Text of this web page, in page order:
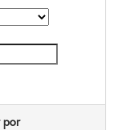
por